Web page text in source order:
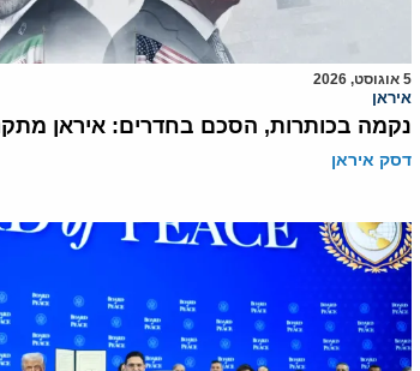
5 אוגוסט, 2026
איראן
נקמה בכותרות, הסכם בחדרים: איראן
דסק איראן